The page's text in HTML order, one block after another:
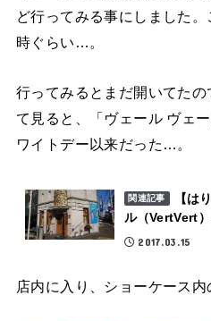
ど行ってみる事にしました
時ぐらい…。
行ってみるとまだ開いてた
て見ると、「ヴェール ヴェ
ワイトデー以来だった…。
関連記事
【は
ル（VertVert）
2017.03.15
店内に入り、ショーケース内